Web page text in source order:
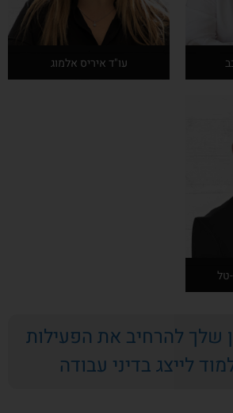
עו"ד איריס אלמוג
טל
שלך להרחיב את הפעילות
לייצג בדיני עבודה